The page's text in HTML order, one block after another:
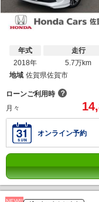
年式
2018年
走行
5.7万km
地域 佐賀県佐賀市
ローンご利用時 ？
月々
オンライン予約